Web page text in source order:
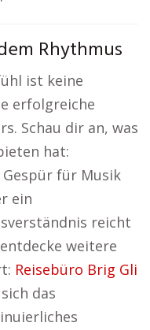
Rhythmus
ist keine
erfolgreiche
Schau dir an, was
hat:
Gespür für Musik
ein
reicht
weitere
Reisebüro Brig Gli
das